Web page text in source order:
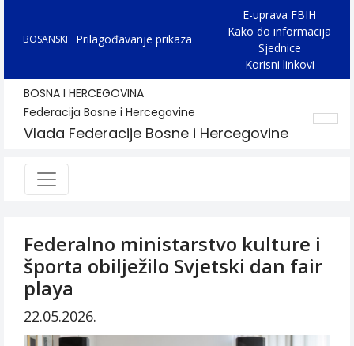
BOSANSKI Prilagođavanje prikaza
E-uprava FBIH
Kako do informacija
Sjednice
Korisni linkovi
BOSNA I HERCEGOVINA
Federacija Bosne i Hercegovine
Vlada Federacije Bosne i Hercegovine
Federalno ministarstvo kulture i
športa obilježilo Svjetski dan fair
playa
22.05.2026.